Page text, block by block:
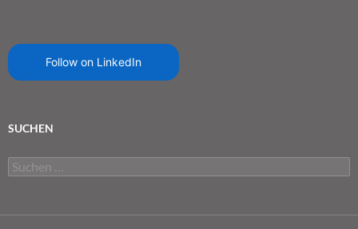
Follow on LinkedIn
SUCHEN
Suchen
nach: